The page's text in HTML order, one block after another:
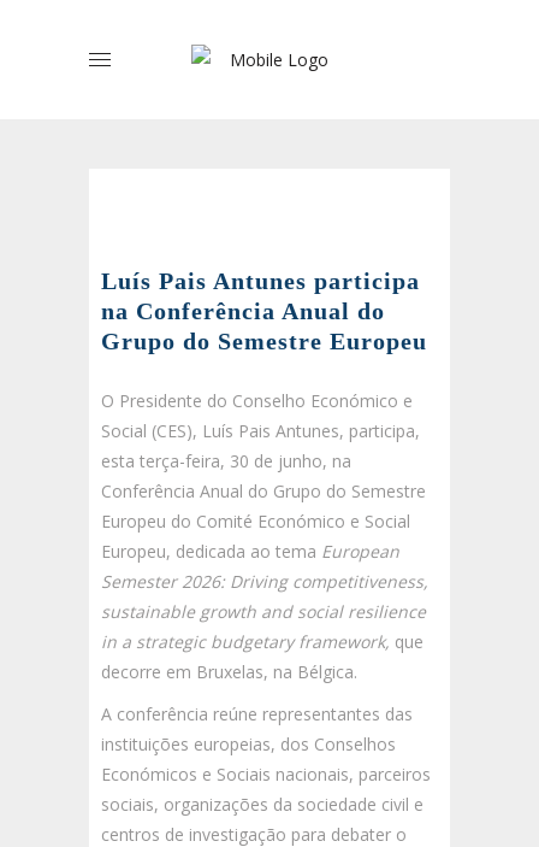
Luís Pais Antunes participa
na Conferência Anual do
Grupo do Semestre Europeu
O Presidente do Conselho Económico e
Social (CES), Luís Pais Antunes, participa,
esta terça-feira, 30 de junho, na
Conferência Anual do Grupo do Semestre
Europeu do Comité Económico e Social
Europeu, dedicada ao tema European
Semester 2026: Driving competitiveness,
sustainable growth and social resilience
in a strategic budgetary framework, que
decorre em Bruxelas, na Bélgica.
A conferência reúne representantes das
instituições europeias, dos Conselhos
Económicos e Sociais nacionais, parceiros
sociais, organizações da sociedade civil e
centros de investigação para debater o